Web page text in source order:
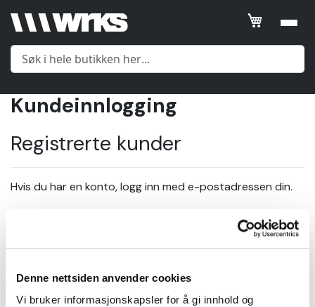
Denne nettsiden anvender cookies
Vi bruker informasjonskapsler for å gi innhold og
Undertøy
Kundeinnlogging
Registrerte kunder
Hvis du har en konto, logg inn med e-postadressen din.
Passord